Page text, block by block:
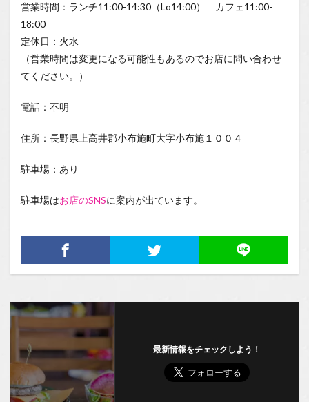
営業時間：ランチ11:00-14:30（Lo14:00） カフェ11:00-
18:00
定休日：火水
（営業時間は変更になる可能性もあるのでお店に問い合わせ
てください。）
電話：不明
住所：長野県上高井郡小布施町大字小布施１００４
駐車場：あり
駐車場はお店のSNSに案内が出ています。
最新情報をチェックしよう！